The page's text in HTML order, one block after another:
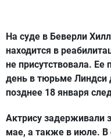
На суде в Беверли
находится в
не присутствовала.
день в тюрьме Линдси
позднее 18 января
Актрису задерживали
мае, а также в июле. В